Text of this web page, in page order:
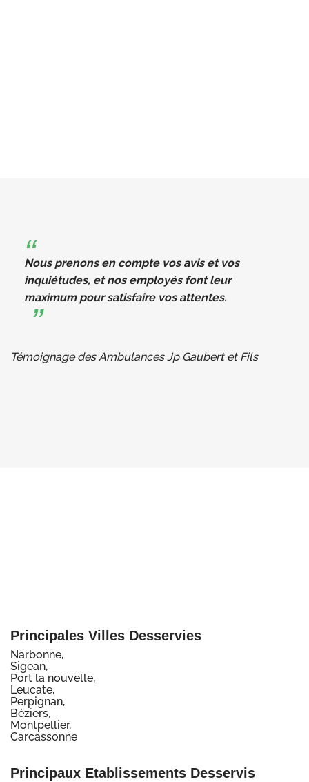
Nous prenons en compte vos avis et vos
inquiétudes, et nos employés font leur
maximum pour satisfaire vos attentes.
Témoignage des Ambulances Jp Gaubert et Fils
Principales Villes Desservies
Narbonne,
Sigean,
Port la nouvelle,
Leucate,
Perpignan,
Béziers,
Montpellier,
Carcassonne
Principaux Etablissements Desservis